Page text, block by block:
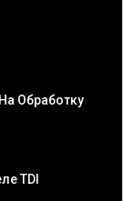
Обработку
TDI